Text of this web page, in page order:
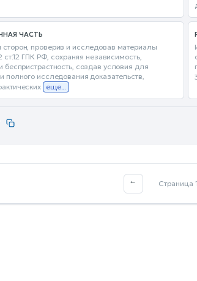
ЧАСТЬ
проверив и исследовав материалы
ст.12 ГПК РФ, сохраняя независимость,
беспристрастность, создав условия для
полного исследования доказательств,
еще...
← Страница